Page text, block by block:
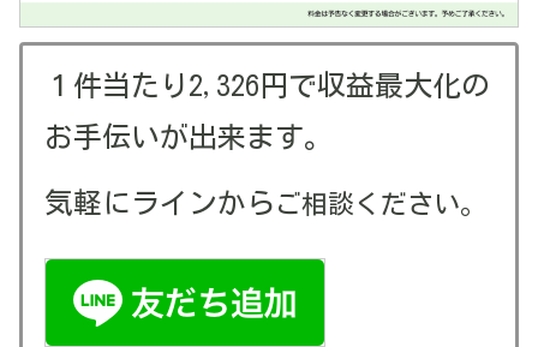
１件当たり2,326円で収益最大化の
お手伝いが出来ます。
気軽にラインから ご相談ください。